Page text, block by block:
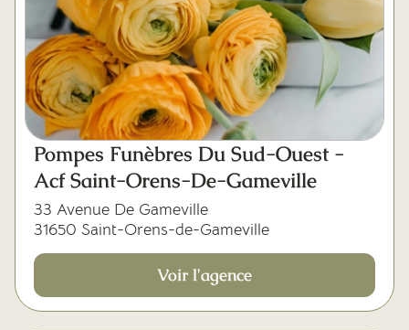
Pompes Funèbres Du Sud-Ouest -
Acf Saint-Orens-De-Gameville
33 Avenue De Gameville
31650 Saint-Orens-de-Gameville
Voir l'agence